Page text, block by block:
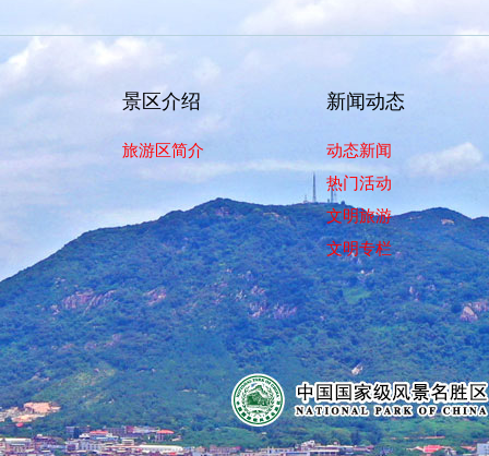
景区介绍
旅游区简介
新闻动态
动态新闻
热门活动
文明旅游
文明专栏